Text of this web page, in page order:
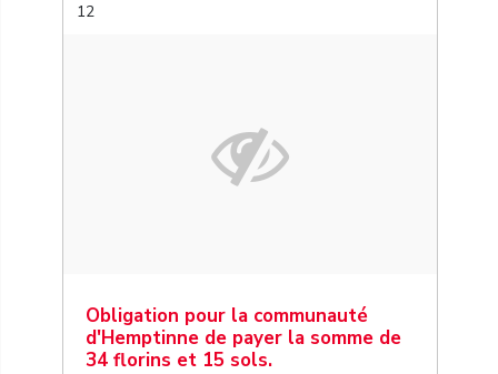
12
Obligation pour la communauté
d'Hemptinne de payer la somme de
34 florins et 15 sols.